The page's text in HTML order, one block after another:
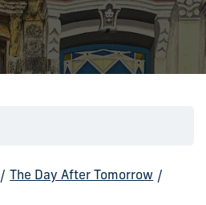
/ The Day After Tomorrow /